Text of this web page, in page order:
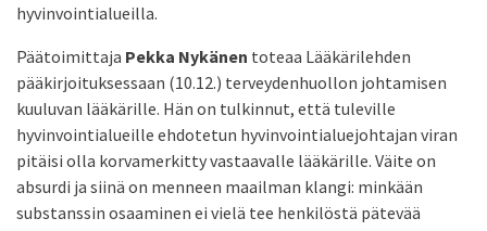
hyvinvointialueilla.
Päätoimittaja Pekka Nykänen toteaa Lääkärilehden
pääkirjoituksessaan (10.12.) terveydenhuollon johtamisen
kuuluvan lääkärille. Hän on tulkinnut, että tuleville
hyvinvointialueille ehdotetun hyvinvointialuejohtajan viran
pitäisi olla korvamerkitty vastaavalle lääkärille. Väite on
absurdi ja siinä on menneen maailman klangi: minkään
substanssin osaaminen ei vielä tee henkilöstä pätevää